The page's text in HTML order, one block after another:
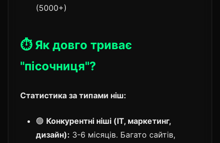
(5000+)
⏱️ Як довго триває
"пісочниця"?
Статистика за типами ніш:
🟢 Конкурентні ніші (IT, маркетинг,
дизайн): 3-6 місяців. Багато сайтів,